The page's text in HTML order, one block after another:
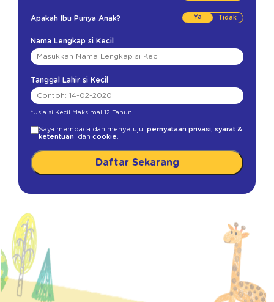
Apakah Ibu Punya Anak? Ya
Nama Lengkap si Kecil
Tanggal Lahir si Kecil
*Usia si Kecil Maksimal 12 Tahun
Saya membaca dan menyetujui pernyataan privasi, syarat &
ketentuan, dan cookie
Daftar Sekarang